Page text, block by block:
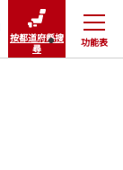
按都道府縣搜
尋
功能表
關閉